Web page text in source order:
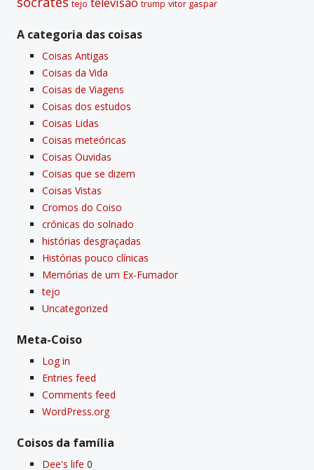
tejo trump vitor gaspar
A categoria das coisas
Coisas Antigas
Coisas da Vida
Coisas de Viagens
Coisas dos estudos
Coisas Lidas
Coisas meteóricas
Coisas Ouvidas
Coisas que se dizem
Coisas Vistas
Cromos do Coiso
crónicas do solnado
histórias desgraçadas
Histórias pouco clí­nicas
Memórias de um Ex-Fumador
tejo
Uncategorized
Meta-Coiso
Log in
Entries feed
Comments feed
WordPress.org
Coisos da famí­lia
Dee's life 0